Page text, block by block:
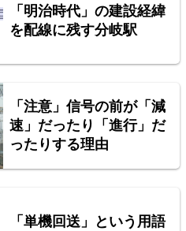
横浜線
「明治時代」の建設経緯
を配線に残す分岐駅
「注意」信号の前が「減
速」だったり「進行」だ
ったりする理由
「単機回送」という用語